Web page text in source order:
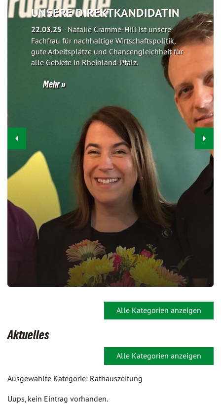
UNSERE DIREKTKANDIDATIN
22.03.25 - Natalie Cramme-Hill ist unsere
Fachfrau für nachhaltige Wirtschaftspolitik,
gute Arbeitsplätze und Chancengleichheit für
alle Gebiete in Rheinland-Pfalz.
Mehr
Alle Kategorien anzeigen
Aktuelles
Alle Kategorien anzeigen
Ausgewählte Kategorie: Rathauszeitung
Uups, kein Eintrag vorhanden.